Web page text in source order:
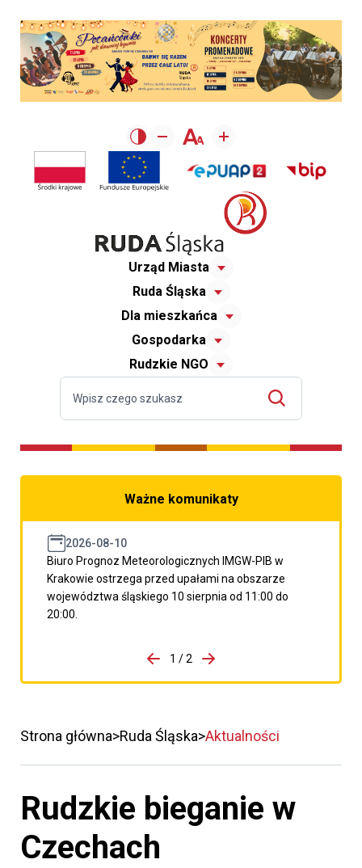
Urząd Miasta
Ruda Śląska
Dla mieszkańca
Gospodarka
Rudzkie NGO
Ważne komunikaty
2026-08-10
Biuro Prognoz Meteorologicznych IMGW-PIB w
Krakowie ostrzega przed upałami na obszarze
województwa śląskiego 10 sierpnia od 11:00 do
20:00.
porzpedniego komunikatu
1 / 2
Przejdź do następnego
Strona główna Ruda Śląska Aktualności
Rudzkie bieganie w
Czechach